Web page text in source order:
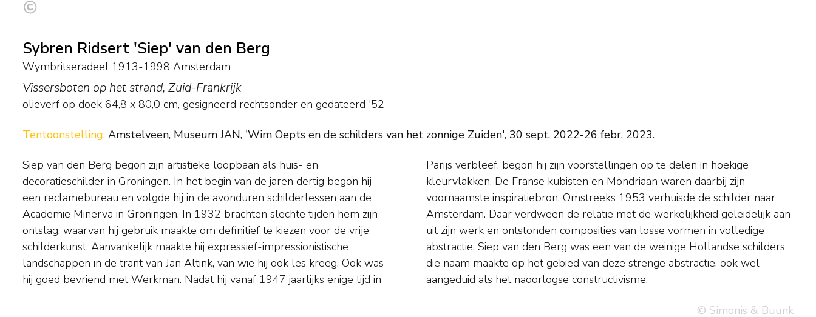
Sybren Ridsert 'Siep' van den Berg
Wymbritseradeel 1913-1998 Amsterdam
Vissersboten op het strand, Zuid-Frankrijk
olieverf op doek 64,8 x 80,0 cm, gesigneerd rechtsonder en gedateerd '52
Tentoonstelling: Amstelveen, Museum JAN, 'Wim Oepts en de schilders van het zonnige Zuiden', 30 sept. 2022-26 febr. 2023.
Siep van den Berg begon zijn artistieke loopbaan als huis- en
decoratieschilder in Groningen. In het begin van de jaren dertig begon hij
een reclamebureau en volgde hij in de avonduren schilderlessen aan de
Academie Minerva in Groningen. In 1932 brachten slechte tijden hem zijn
ontslag, waarvan hij gebruik maakte om definitief te kiezen voor de vrije
schilderkunst. Aanvankelijk maakte hij expressief-impressionistische
landschappen in de trant van Jan Altink, van wie hij ook les kreeg. Ook was
hij goed bevriend met Werkman. Nadat hij vanaf 1947 jaarlijks enige tijd in
Parijs verbleef, begon hij zijn voorstellingen op te delen in hoekige
kleurvlakken. De Franse kubisten en Mondriaan waren daarbij zijn
voornaamste inspiratiebron. Omstreeks 1953 verhuisde de schilder naar
Amsterdam. Daar verdween de relatie met de werkelijkheid geleidelijk aan
uit zijn werk en ontstonden composities van losse vormen in volledige
abstractie. Siep van den Berg was een van de weinige Hollandse schilders
die naam maakte op het gebied van deze strenge abstractie, ook wel
aangeduid als het naoorlogse constructivisme.
© Simonis & Buunk